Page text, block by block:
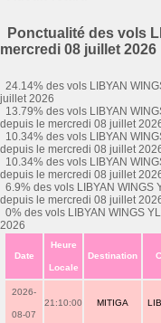
Ponctualité des vols
mercredi 08 juillet 2026
24.14% des vols LIBYAN
juillet 2026
13.79% des vols LIBYAN
depuis le mercredi 08 juillet
10.34% des vols LIBYAN
depuis le mercredi 08 juillet
10.34% des vols LIBYAN
depuis le mercredi 08 juillet
6.9% des vols LIBYAN WINGS
depuis le mercredi 08 juillet
0% des vols LIBYAN WINGS
2026
Date
Heure
Locale
Destination
2026-
08-07
21:10:00 MITIGA